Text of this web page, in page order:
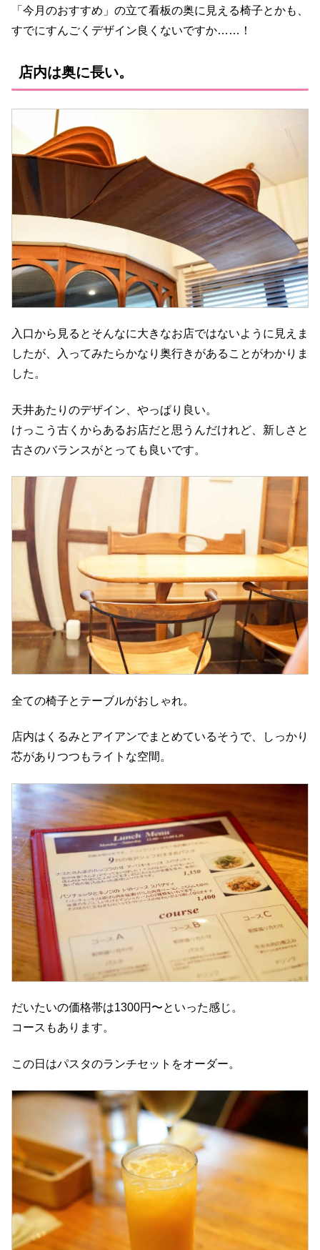
「今月のおすすめ」の立て看板の奥に見える椅子とかも、
すでにすんごくデザイン良くないですか……！
店内は奥に長い。
入口から見るとそんなに大きなお店ではないように見えま
したが、入ってみたらかなり奥行きがあることがわかりま
した。
天井あたりのデザイン、やっぱり良い。
けっこう古くからあるお店だと思うんだけれど、新しさと
古さのバランスがとっても良いです。
全ての椅子とテーブルがおしゃれ。
店内はくるみとアイアンでまとめているそうで、しっかり
芯がありつつもライトな空間。
だいたいの価格帯は1300円〜といった感じ。
コースもあります。
この日はパスタのランチセットをオーダー。